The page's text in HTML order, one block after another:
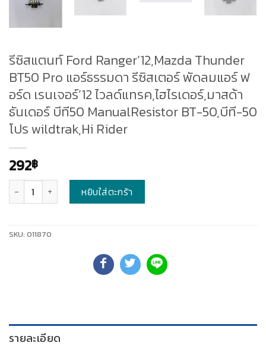
รีซิสแตนท์ Ford Ranger’12,Mazda Thunder
BT50 Pro แอร์ธรรมดา รีซิสเตอร์ พัดลมแอร์ ฟ
อร์ด เรนเจอร์’12 ไวลด์แทรค,ไฮไรเดอร์,มาสด้า
ธันเดอร์ บีที50 ManualResistor BT-50,บีที-50
โปร wildtrak,Hi Rider
292฿
หยิบใส่ตะกร้า
SKU: 011870
รายละเอียด